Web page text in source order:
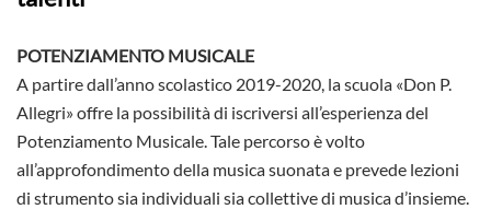
POTENZIAMENTO MUSICALE
A partire dall’anno scolastico 2019-2020, la scuola «Don P.
Allegri» offre la possibilità di iscriversi all’esperienza del
Potenziamento Musicale. Tale percorso è volto
all’approfondimento della musica suonata e prevede lezioni
di strumento sia individuali sia collettive di musica d’insieme.